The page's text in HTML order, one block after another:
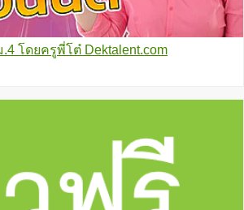
โดยครูพี่โต๋ Dektalent.com